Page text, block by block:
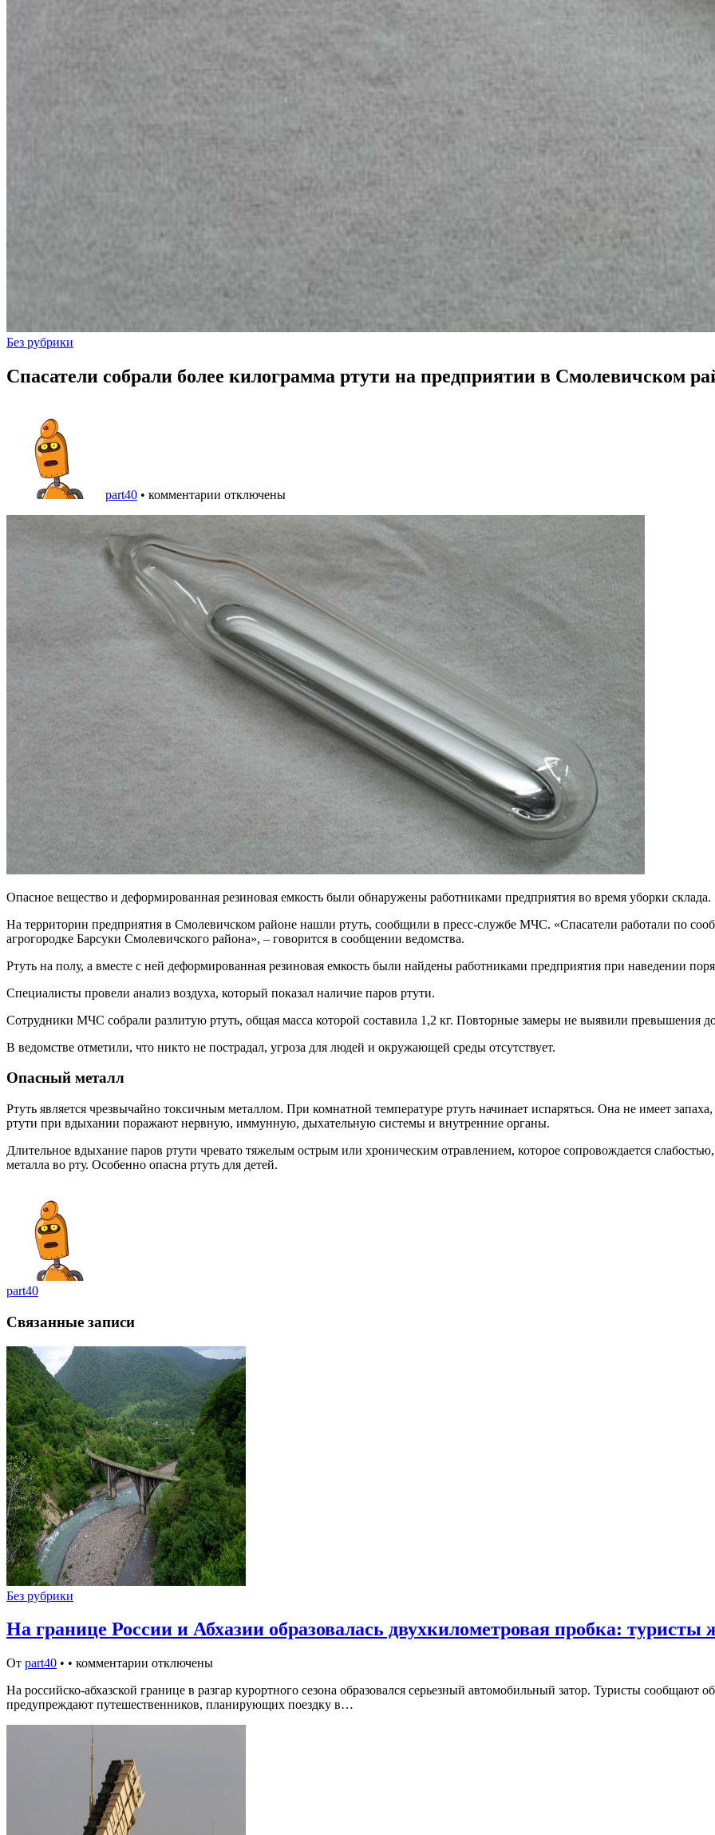
Без рубрики
Спасатели собрали более килограмма ртути на предприятии в Смолевичском
part40 • комментарии отключены
Опасное вещество и деформированная резиновая емкость были обнаружены работниками предприятия во время уборки склада.
На территории предприятия в Смолевичском районе нашли ртуть, сообщили в пресс-службе МЧС. «Спасатели работали по
агрогородке Барсуки Смолевичского района», – говорится в сообщении ведомства.
Ртуть на полу, а вместе с ней деформированная резиновая емкость были найдены работниками предприятия при наведении
Специалисты провели анализ воздуха, который показал наличие паров ртути.
Сотрудники МЧС собрали разлитую ртуть, общая масса которой составила 1,2 кг. Повторные замеры не выявили превышения
В ведомстве отметили, что никто не пострадал, угроза для людей и окружающей среды отсутствует.
Опасный металл
Ртуть является чрезвычайно токсичным металлом. При комнатной температуре ртуть начинает испаряться. Она не имеет
ртути при вдыхании поражают нервную, иммунную, дыхательную системы и внутренние органы.
Длительное вдыхание паров ртути чревато тяжелым острым или хроническим отравлением, которое сопровождается
металла во рту. Особенно опасна ртуть для детей.
part40
Связанные записи
Без рубрики
На границе России и Абхазии образовалась двухкилометровая пробка: туристы
От part40 • • комментарии отключены
На российско-абхазской границе в разгар курортного сезона образовался серьезный автомобильный затор. Туристы
предупреждают путешественников, планирующих поездку в…